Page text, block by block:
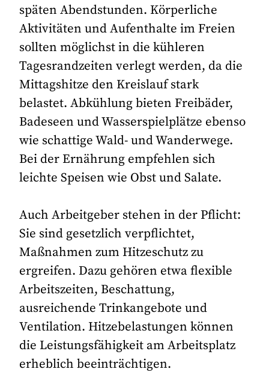
späten Abendstunden. Körperliche
Aktivitäten und Aufenthalte im Freien
sollten möglichst in die kühleren
Tagesrandzeiten verlegt werden, da die
Mittagshitze den Kreislauf stark
belastet. Abkühlung bieten Freibäder,
Badeseen und Wasserspielplätze ebenso
wie schattige Wald- und Wanderwege.
Bei der Ernährung empfehlen sich
leichte Speisen wie Obst und Salate.
Auch Arbeitgeber stehen in der Pflicht:
Sie sind gesetzlich verpflichtet,
Maßnahmen zum Hitzeschutz zu
ergreifen. Dazu gehören etwa flexible
Arbeitszeiten, Beschattung,
ausreichende Trinkangebote und
Ventilation. Hitzebelastungen können
die Leistungsfähigkeit am Arbeitsplatz
erheblich beeinträchtigen.